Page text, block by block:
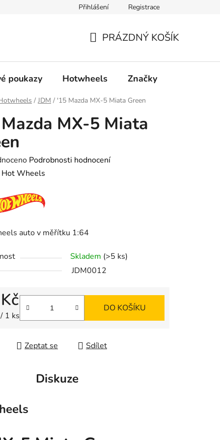
Obchodní podmínky Podmínky ochrany osobních údajů
Přihlášení Registrace
KOŠÍK
PRÁZDNÝ KOŠÍK
poukazy Hotwheels Značky
/ JDM / '15 Mazda MX-5 Miata Green
MX-5 Miata
Podrobnosti hodnocení
Hot Wheels
auto v měřítku 1:64
Skladem (>5 ks)
JDM0012
1 ks
DO KOŠÍKU
Zeptat se Sdílet
Diskuze